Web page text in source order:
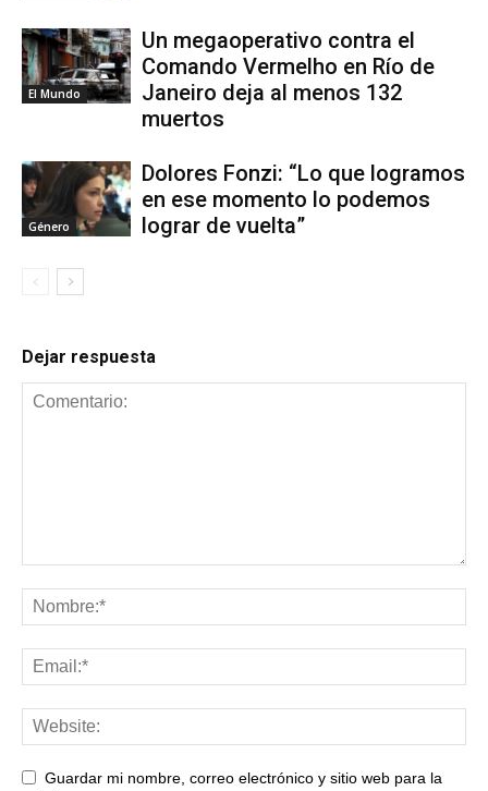
El Mundo
Un megaoperativo contra el
Comando Vermelho en Río de
Janeiro deja al menos 132
muertos
Género
Dolores Fonzi: “Lo que logramos
en ese momento lo podemos
lograr de vuelta”
Dejar respuesta
Guardar mi nombre, correo electrónico y sitio web para la